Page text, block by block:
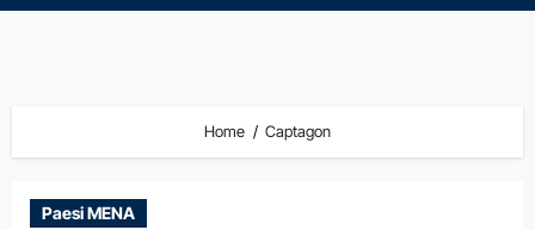
Home Captagon
Paesi MENA